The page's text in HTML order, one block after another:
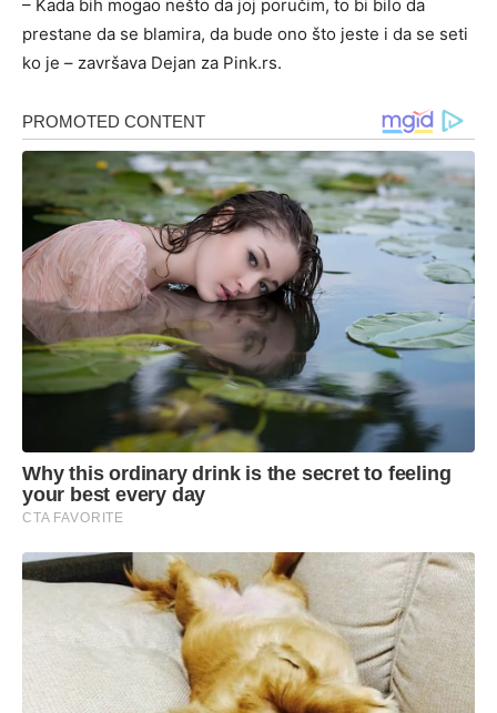
– Kada bih mogao nešto da joj poručim, to bi bilo da
prestane da se blamira, da bude ono što jeste i da se seti
ko je – završava Dejan za Pink.rs.